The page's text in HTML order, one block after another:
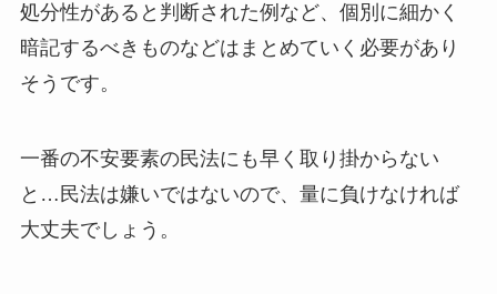
処分性があると判断された例など、個別に細かく
暗記するべきものなどはまとめていく必要があり
そうです。
一番の不安要素の民法にも早く取り掛からない
と…民法は嫌いではないので、量に負けなければ
大丈夫でしょう。